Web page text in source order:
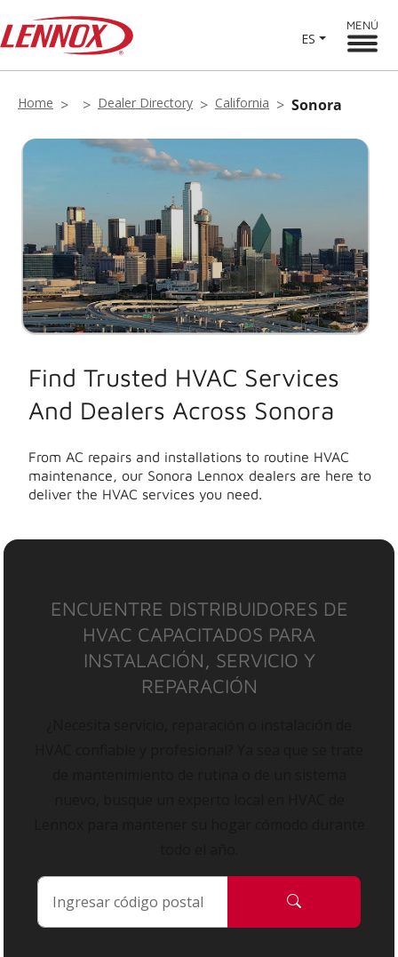
ES
MENÚ
Home Dealer Directory California Sonora
Find Trusted HVAC Services
And Dealers Across Sonora
From AC repairs and installations to routine HVAC
maintenance, our Sonora Lennox dealers are here to
deliver the HVAC services you need.
ENCUENTRE DISTRIBUIDORES DE
HVAC CAPACITADOS PARA
INSTALACIÓN, SERVICIO Y
REPARACIÓN